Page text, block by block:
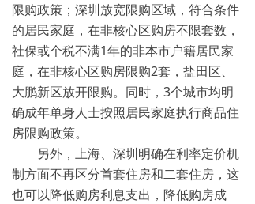
限购政策；深圳放宽限购区域，符合条件
的居民家庭，在非核心区购房不限套数，
社保或个税不满1年的非本市户籍居民家
庭，在非核心区购房限购2套，盐田区、
大鹏新区放开限购。同时，3个城市均明
确成年单身人士按照居民家庭执行商品住
房限购政策。
另外，上海、深圳明确在利率定价机
制方面不再区分首套住房和二套住房，这
也可以降低购房利息支出，降低购房成